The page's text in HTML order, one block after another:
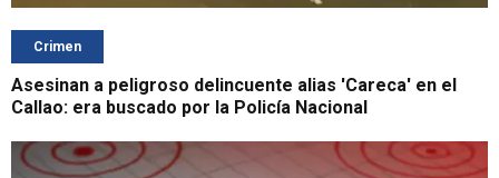
Crimen
Asesinan a peligroso delincuente alias 'Careca' en el
Callao: era buscado por la Policía Nacional